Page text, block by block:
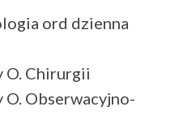
ord dzienna
O. Chirurgii
Obserwacyjno-